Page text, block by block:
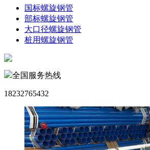
国标螺旋钢管
部标螺旋钢管
大口径螺旋钢管
桩用螺旋钢管
全国服务热线
18232765432